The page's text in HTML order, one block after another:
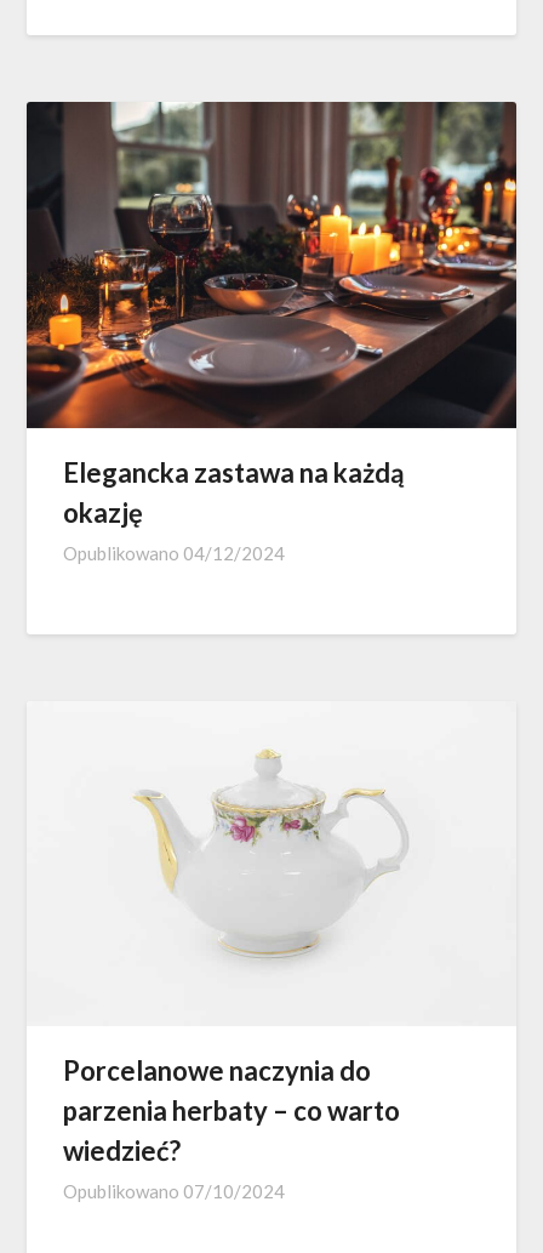
Elegancka zastawa na każdą
okazję
Opublikowano 04/12/2024
Porcelanowe naczynia do
parzenia herbaty – co warto
wiedzieć?
Opublikowano 07/10/2024